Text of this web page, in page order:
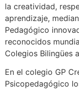
la creatividad,
aprendizaje,
Pedagógico
reconocidos
Colegios Bilingües
En el colegio GP
Psicopedagógico